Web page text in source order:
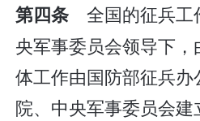
第四条 全国的征兵工
央军事委员会领导下
体工作由国防部征兵
院、中央军事委员会